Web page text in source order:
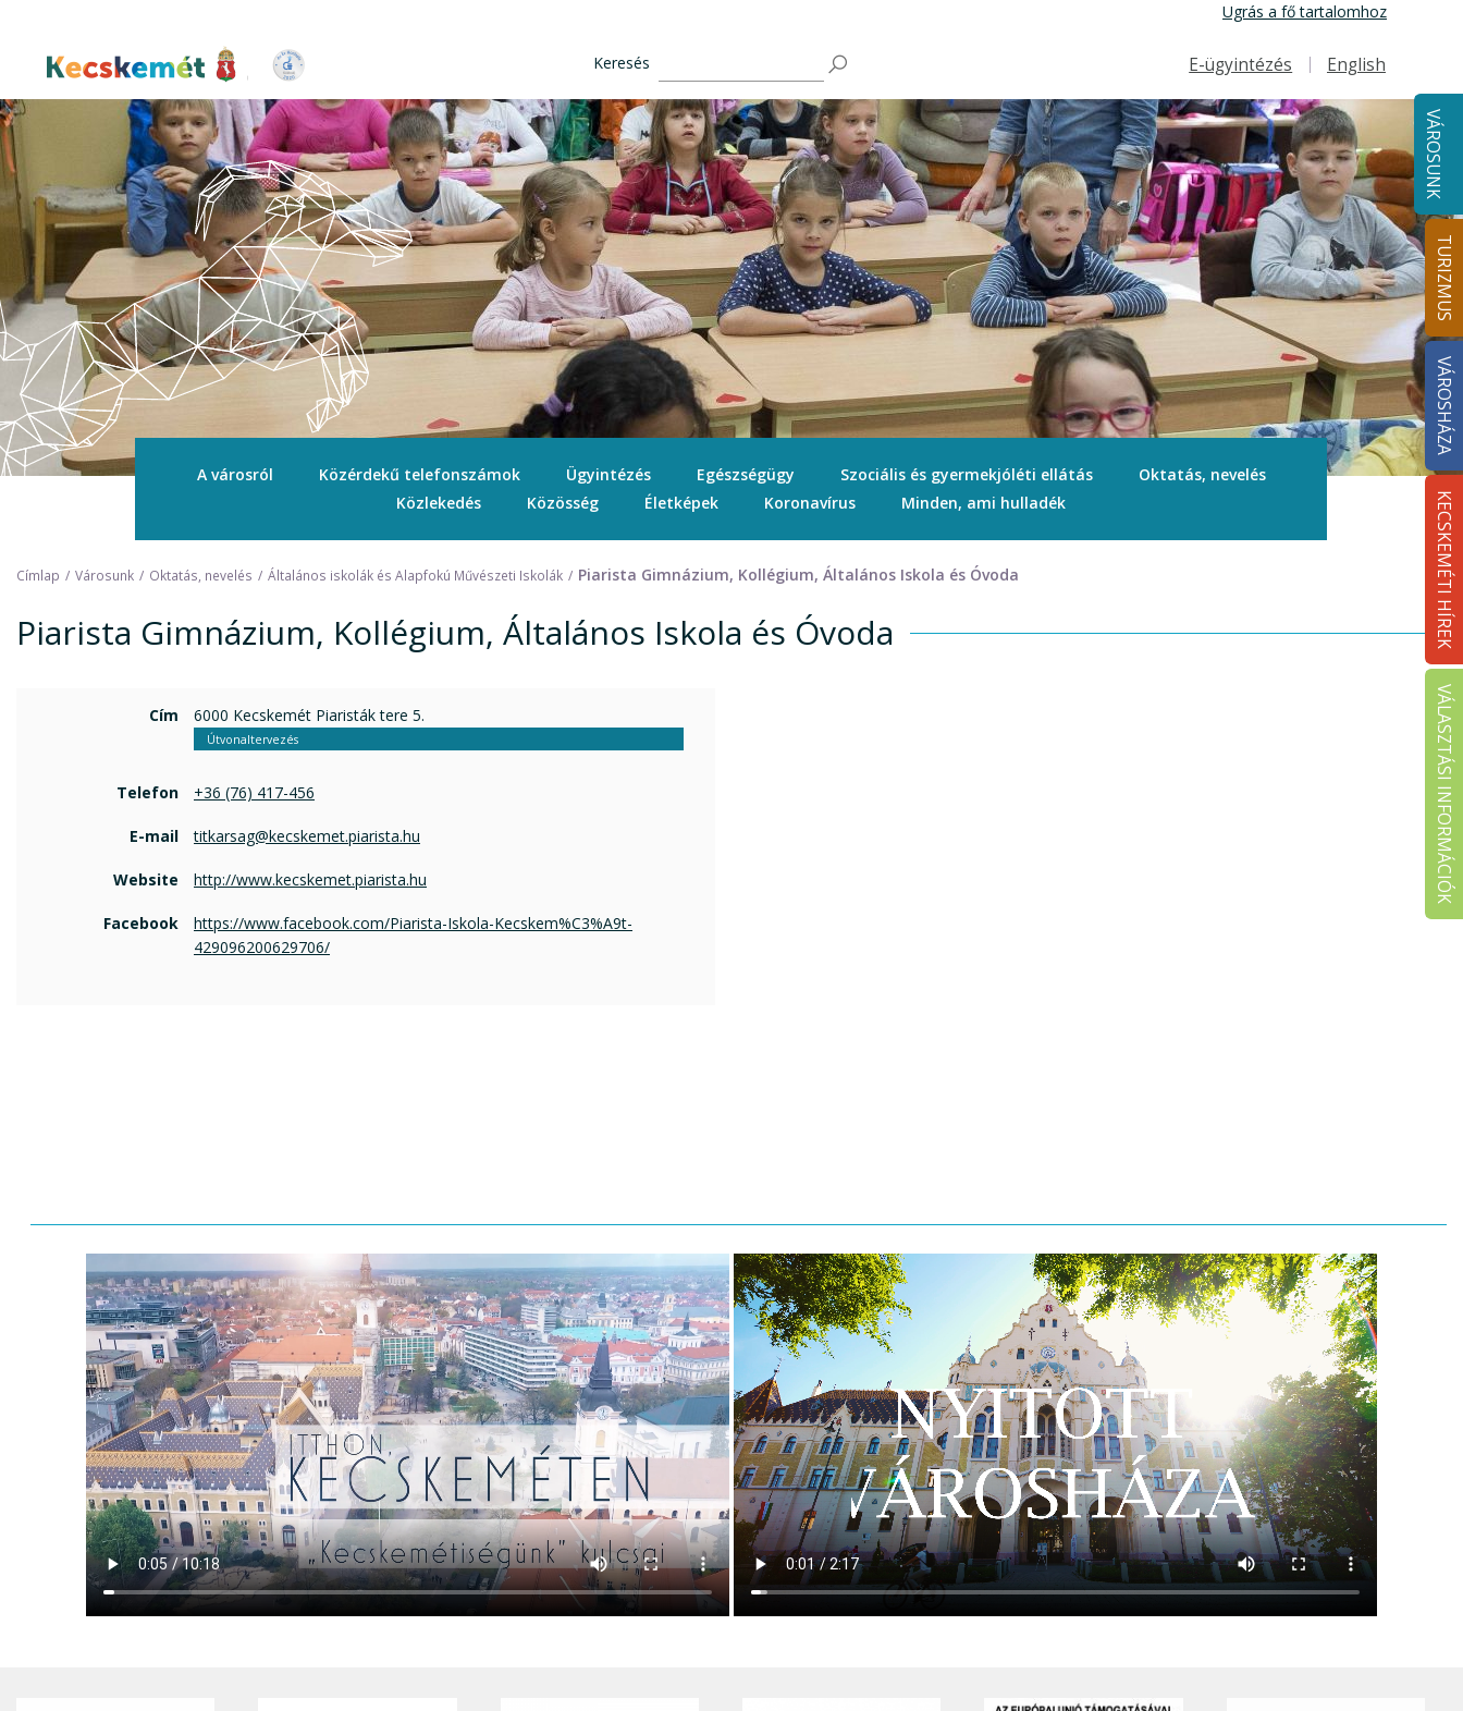
tartalomra
Ugrás a fő tartalomhoz
Kecskemét Város Honlapja
Keresés
Felső navigáció
E-ügyintézés English
VÁROSUNK
TURIZMUS
VÁROSHÁZA
KECSKEMÉTI HÍREK
VÁLASZTÁSI INFORMÁCIÓK
A városról Közérdekű telefonszámok Ügyintézés Egészségügy Szociális és gyermekjóléti ellátás
Oktatás, nevelés
Közlekedés
Közösség Életképek Koronavírus Minden, ami hulladék
Címlap Városunk Oktatás, nevelés Általános iskolák és Alapfokú Művészeti Iskolák Piarista Gimnázium, Kollégium, Általános Iskola és Óvoda
Piarista Gimnázium, Kollégium, Általános Iskola és Óvoda
Cím 6000 Kecskemét Piaristák tere 5.
Útvonaltervezés
Telefon +36 (76) 417-456
E-mail titkarsag@kecskemet.piarista.hu
Website http://www.kecskemet.piarista.hu
Facebook
https://www.facebook.com/Piarista-Iskola-Kecskem%C3%A9t-
429096200629706/